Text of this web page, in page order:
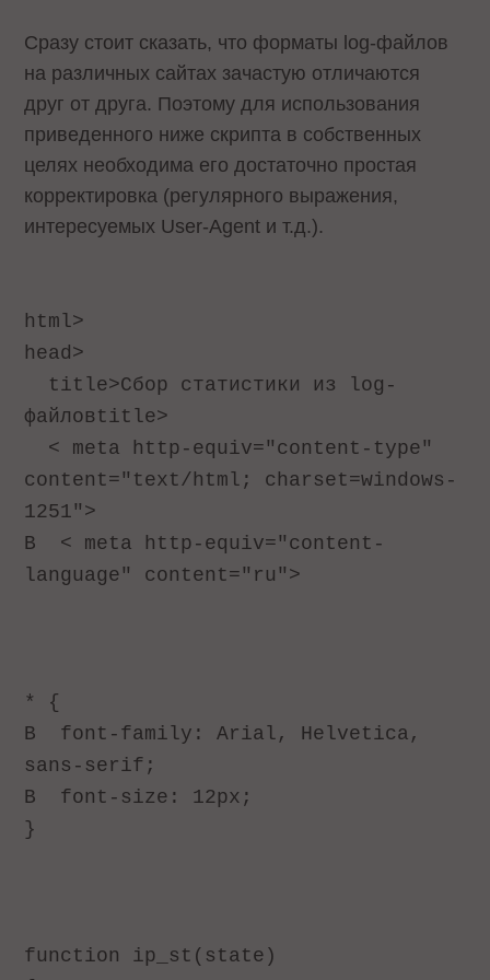
Сразу стоит сказать, что форматы log-файлов
на различных сайтах зачастую отличаются
друг от друга. Поэтому для использования
приведенного ниже скрипта в собственных
целях необходима его достаточно простая
корректировка (регулярного выражения,
интересуемых User-Agent и т.д.).
html>
head>
title>Сбор статистики из log -
файловtitle>
< meta http-equiv="content-type"
content="text/html; charset=windows-
1251">
В < meta http-equiv="content-
language" content="ru">
* {
В font-family: Arial, Helvetica,
sans-serif;
В font-size: 12px;
}
function ip_st(state)